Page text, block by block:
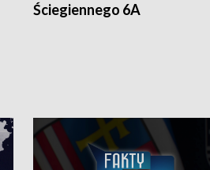
Ściegiennego 6A